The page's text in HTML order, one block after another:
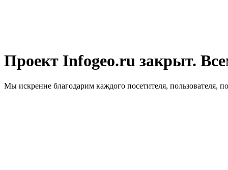
Проект Infogeo.ru закрыт.
Мы искренне благодарим каждого посетителя, пользователя,